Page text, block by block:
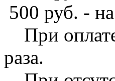
500 руб. -
При оплате
раза.